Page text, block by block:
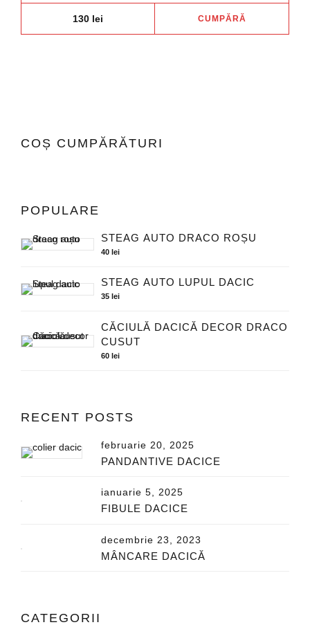
130 lei CUMPĂRĂ
COȘ CUMPĂRĂTURI
POPULARE
STEAG AUTO DRACO ROȘU
40lei
STEAG AUTO LUPUL DACIC
35 lei
CĂCIULĂ DACICĂ DECOR DRACO
CUSUT
60lei
RECENT POSTS
februarie 20, 2025
PANDANTIVE DACICE
ianuarie 5, 2025
FIBULE DACICE
decembrie 23, 2023
MÂNCARE DACICĂ
CATEGORII